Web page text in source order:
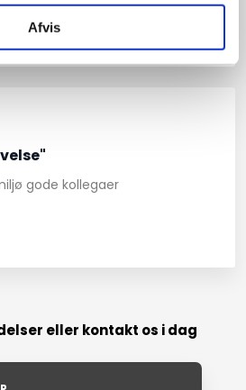
Afvis
gode kollegaer
eller kontakt os i dag